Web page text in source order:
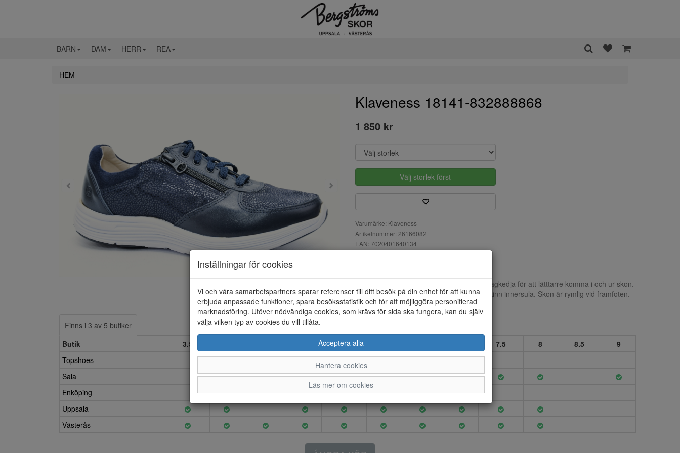
BARN DAM HERR REA
HEM
Klaveness 18141-832888868
1 850 kr
Välj storlek först
Varumärke: Klaveness
Artikelnummer: 26166082
EAN: 7020401640134
Promenadsko i skinn med snörning och dragkedja för att lätttarre komma i och ur skon.
Innerfodret är i textil/skinn och löstagbar skinn innersula. Skon är rymlig vid framfoten.
Finns i 3 av 5 butiker
Butik
3.5 5.5 7.5 8 8.5
9
Topshoes
Sala
Enköping
Uppsala
Västerås
Inställningar för cookies
Vi och våra samarbetspartners sparar referenser till ditt besök på din enhet för att kunna
erbjuda anpassade funktioner, spara besöksstatistik och för att möjliggöra personifierad
marknadsföring. Utöver nödvändiga cookies, som krävs för sida ska fungera, kan du själv
välja vilken typ av cookies du vill tillåta.
Acceptera alla
Hantera cookies
Läs mer om cookies